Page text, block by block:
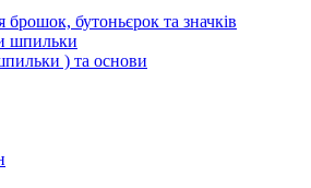
бутоньєрок та значків
шпильки
) та основи